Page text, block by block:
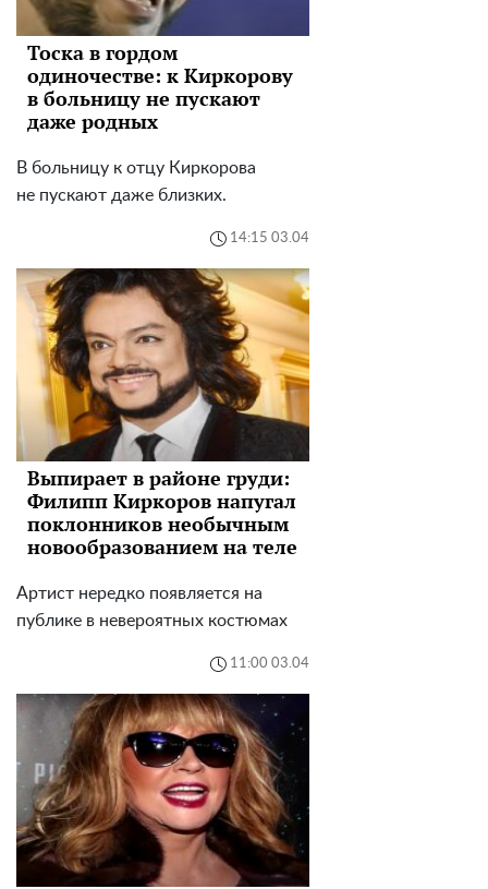
Тоска в гордом
одиночестве: к Киркорову
в больницу не пускают
даже родных
В больницу к отцу Киркорова
не пускают даже близких.
14:15 03.04
Выпирает в районе груди:
Филипп Киркоров напугал
поклонников необычным
новообразованием на теле
Артист нередко появляется на
публике в невероятных костюмах
11:00 03.04